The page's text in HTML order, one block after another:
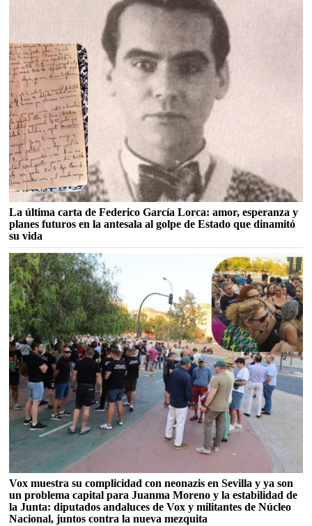
La última carta de Federico García Lorca: amor, esperanza y
planes futuros en la antesala al golpe de Estado que dinamitó
su vida
Vox muestra su complicidad con neonazis en Sevilla y ya son
un problema capital para Juanma Moreno y la estabilidad de
la Junta: diputados andaluces de Vox y militantes de Núcleo
Nacional, juntos contra la nueva mezquita